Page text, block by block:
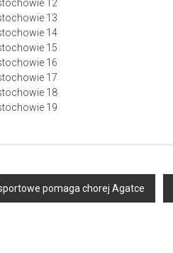
pomaga chorej Agatce